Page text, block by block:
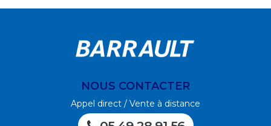
NOUS CONTACTER
Appel direct / Vente à distance